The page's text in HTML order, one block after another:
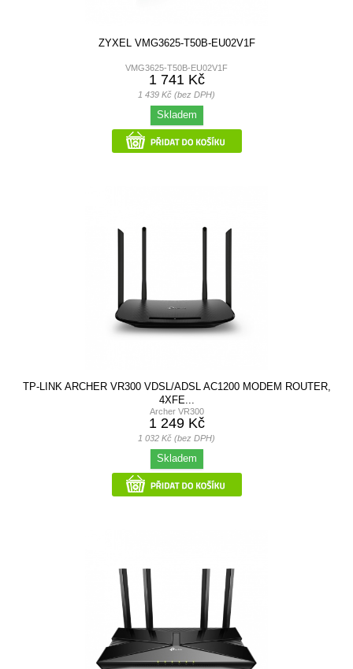
ZYXEL VMG3625-T50B-EU02V1F
VMG3625-T50B-EU02V1F
1 741 Kč
1 439 Kč (bez DPH)
Skladem
TP-LINK ARCHER VR300 VDSL/ADSL AC1200 MODEM ROUTER,
4XFE...
Archer VR300
1 249 Kč
1 032 Kč (bez DPH)
Skladem